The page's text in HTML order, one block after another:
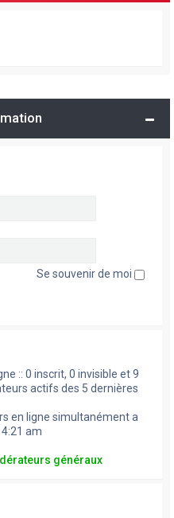
Se souvenir de moi
:: 0 inscrit, 0 invisible et 9
actifs des 5 dernières
en ligne simultanément a
am
généraux